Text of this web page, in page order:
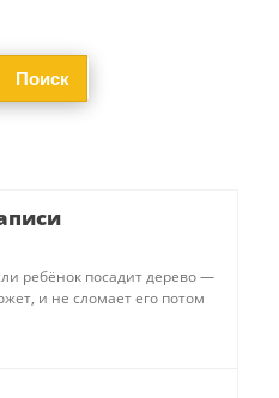
ребёнок посадит дерево —
и не сломает его потом